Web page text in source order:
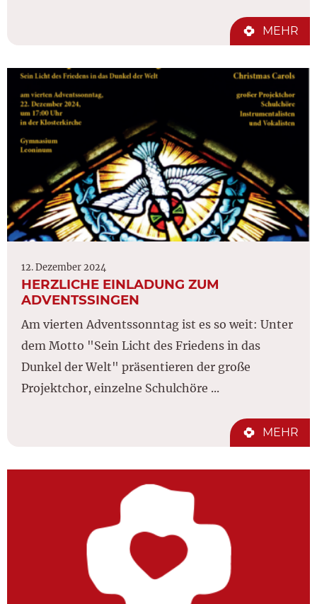
MEHR
12. Dezember 2024
HERZLICHE EINLADUNG ZUM
ADVENTSSINGEN
Am vierten Adventssonntag ist es so weit: Unter
dem Motto "Sein Licht des Friedens in das
Dunkel der Welt" präsentieren der große
Projektchor, einzelne Schulchöre ...
MEHR